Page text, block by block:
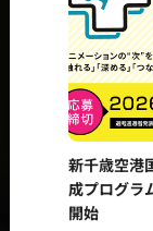
新千歳空港
成プログラ
開始